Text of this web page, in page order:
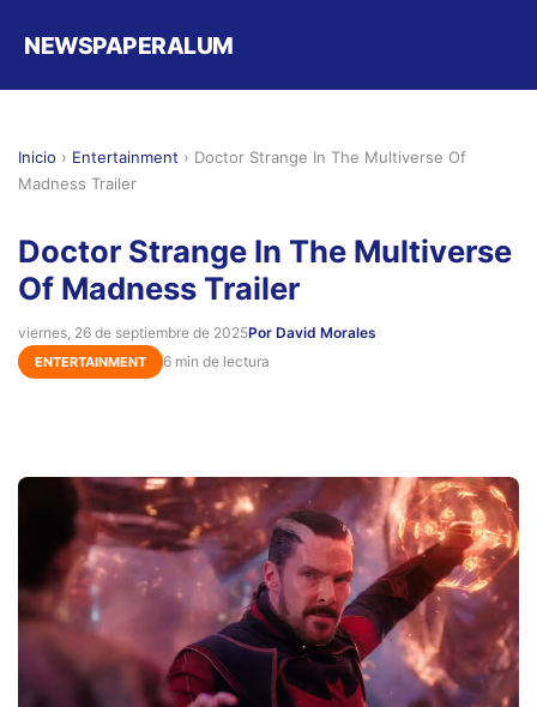
NEWSPAPERALUM
Inicio › Entertainment › Doctor Strange In The Multiverse Of
Madness Trailer
Doctor Strange In The Multiverse
Of Madness Trailer
viernes, 26 de septiembre de 2025Por David Morales
ENTERTAINMENT 6 min de lectura